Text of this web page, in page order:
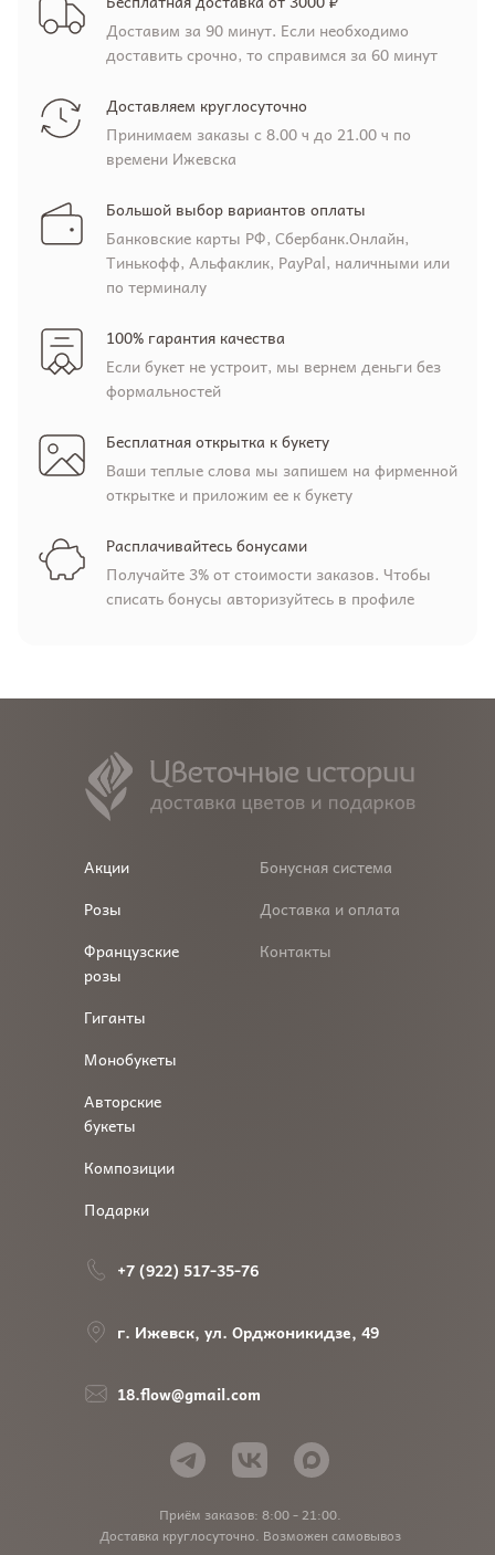
Доставим за 90 минут. Если необходимо
доставить срочно, то справимся за 60 минут
Доставляем круглосуточно
Принимаем заказы с 8.00 ч до 21.00 ч по
времени Ижевска
Большой выбор вариантов оплаты
Банковские карты РФ, Сбербанк.Онлайн,
Тинькофф, Альфаклик, PayPal, наличными или
по терминалу
100% гарантия качества
Если букет не устроит, мы вернем деньги без
формальностей
Бесплатная открытка к букету
Ваши теплые слова мы запишем на фирменной
открытке и приложим ее к букету
Расплачивайтесь бонусами
Получайте 3% от стоимости заказов. Чтобы
списать бонусы авторизуйтесь в профиле
Приём заказов: 8:00 - 21:00.
Доставка круглосуточно. Возможен самовывоз
Акции
Розы
Французские
розы
Гиганты
Монобукеты
Авторские
букеты
Композиции
Подарки
Бонусная система
Доставка и оплата
Контакты
+7 (922) 517-35-76
г. Ижевск, ул. Орджоникидзе, 49
18.flow@gmail.com